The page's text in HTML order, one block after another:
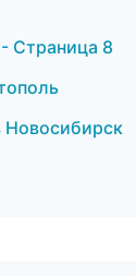
Страница 8